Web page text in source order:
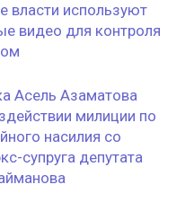
власти используют
видео для контроля
Асель Азаматова
милиции по
насилия со
супруга депутата